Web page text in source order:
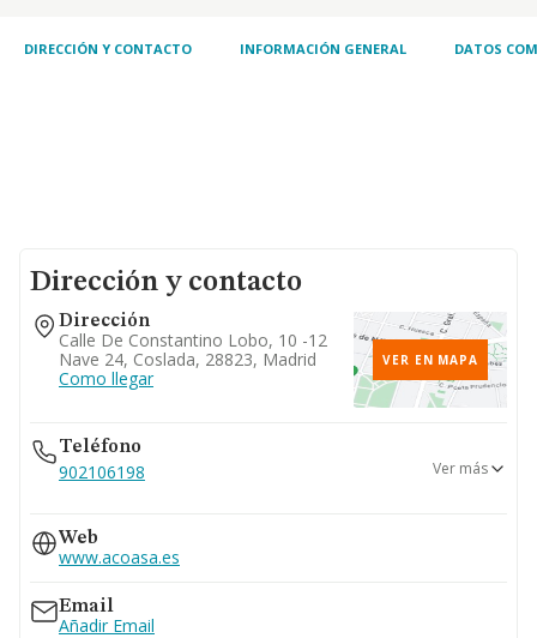
DIRECCIÓN Y CONTACTO INFORMACIÓN GENERAL DATOS
Dirección y contacto
Dirección
Calle De Constantino Lobo, 10 -12
Nave 24, Coslada, 28823, Madrid
Como llegar
VER EN MAPA
Teléfono
902106198
914851335
916741400
Ver más
Web
www.acoasa.es
Email
Añadir Email